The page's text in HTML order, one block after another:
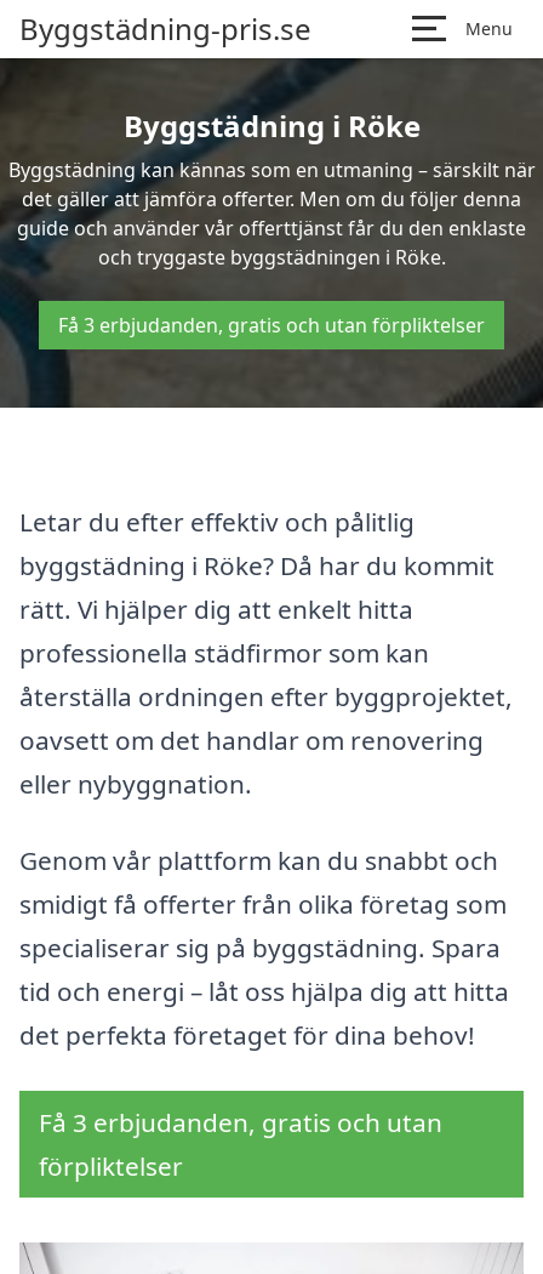
Byggstädning-pris.se Menu
Byggstädning i Röke
Byggstädning kan kännas som en utmaning – särskilt när
det gäller att jämföra offerter. Men om du följer denna
guide och använder vår offerttjänst får du den enklaste
och tryggaste byggstädningen i Röke.
Få 3 erbjudanden, gratis och utan förpliktelser
Letar du efter effektiv och pålitlig
byggstädning i Röke? Då har du kommit
rätt. Vi hjälper dig att enkelt hitta
professionella städfirmor som kan
återställa ordningen efter byggprojektet,
oavsett om det handlar om renovering
eller nybyggnation.
Genom vår plattform kan du snabbt och
smidigt få offerter från olika företag som
specialiserar sig på byggstädning. Spara
tid och energi – låt oss hjälpa dig att hitta
det perfekta företaget för dina behov!
Få 3 erbjudanden, gratis och utan
förpliktelser